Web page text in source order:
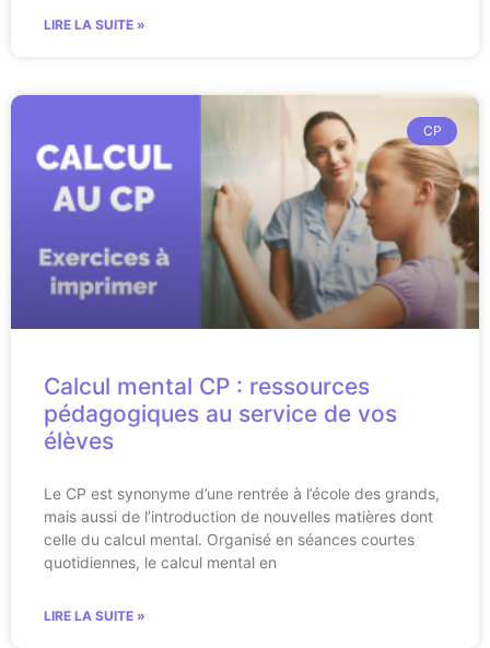
LIRE LA SUITE »
CP
Calcul mental CP : ressources
pédagogiques au service de vos
élèves
Le CP est synonyme d’une rentrée à l’école des grands,
mais aussi de l’introduction de nouvelles matières dont
celle du calcul mental. Organisé en séances courtes
quotidiennes, le calcul mental en
LIRE LA SUITE »